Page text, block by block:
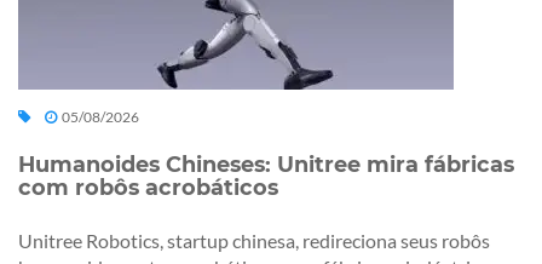
05/08/2026
Humanoides Chineses: Unitree mira fábricas
com robôs acrobáticos
Unitree Robotics, startup chinesa, redireciona seus robôs